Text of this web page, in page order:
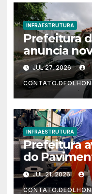
INFRAESTRUTURA
Prefeitura
anuncia
Sedur
JUL 27, 2026
INFRAESTRUTURA
Prefeitura
do
de Itinga
JUL 21, 2026